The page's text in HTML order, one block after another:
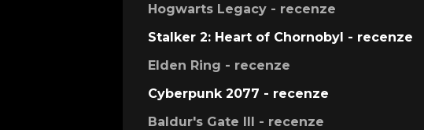
Hogwarts Legacy - recenze
Stalker 2: Heart of Chornobyl - recenze
Elden Ring - recenze
Cyberpunk 2077 - recenze
Baldur's Gate III - recenze